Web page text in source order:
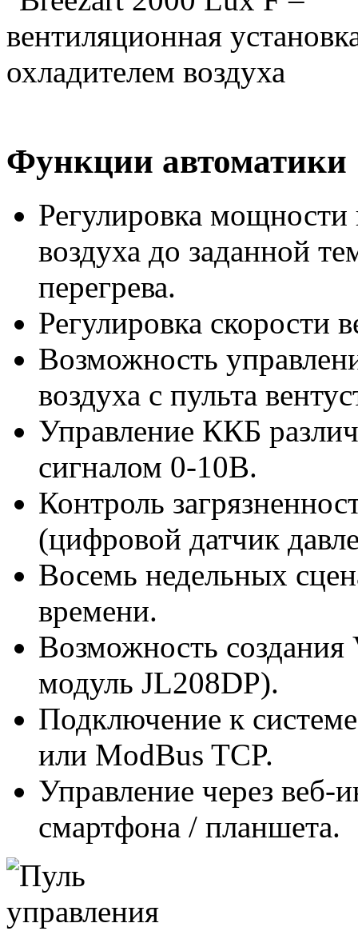
Функции автоматики
Регулировка мощности
воздуха до заданной
перегрева.
Регулировка скорости
Возможность
воздуха с пульта
Управление ККБ
сигналом 0-10В.
Контроль
(цифровой датчик
Восемь недельных
времени.
Возможность создания
модуль JL208DP).
Подключение к
или ModBus TCP.
Управление через веб-
смартфона / планшета.